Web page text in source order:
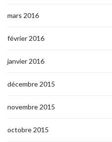
mars 2016
février 2016
janvier 2016
décembre 2015
novembre 2015
octobre 2015